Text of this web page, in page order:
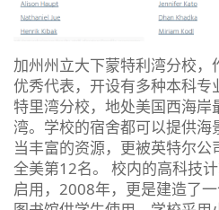
加州州立大下蒙特利湾分校
优秀代表，开设有多种本科专
特里湾分校，地处美国西海岸
湾。学校的宿舍都可以提供
当丰富的资源，更被英特尔
全美第12名。 校内的高科技
启用，2008年，更是建造了